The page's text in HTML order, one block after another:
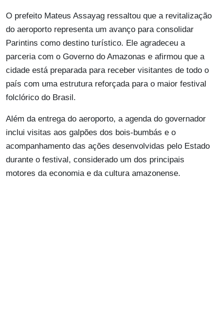
O prefeito Mateus Assayag ressaltou que a revitalização
do aeroporto representa um avanço para consolidar
Parintins como destino turístico. Ele agradeceu a
parceria com o Governo do Amazonas e afirmou que a
cidade está preparada para receber visitantes de todo o
país com uma estrutura reforçada para o maior festival
folclórico do Brasil.
Além da entrega do aeroporto, a agenda do governador
inclui visitas aos galpões dos bois-bumbás e o
acompanhamento das ações desenvolvidas pelo Estado
durante o festival, considerado um dos principais
motores da economia e da cultura amazonense.